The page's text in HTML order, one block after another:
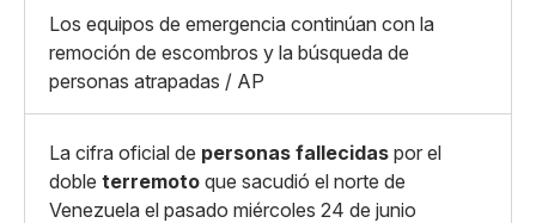
Whatsapp
Copiar enlace
Los equipos de emergencia continúan con la
remoción de escombros y la búsqueda de
personas atrapadas / AP
La cifra oficial de personas fallecidas por el
doble terremoto que sacudió el norte de
Venezuela el pasado miércoles 24 de junio